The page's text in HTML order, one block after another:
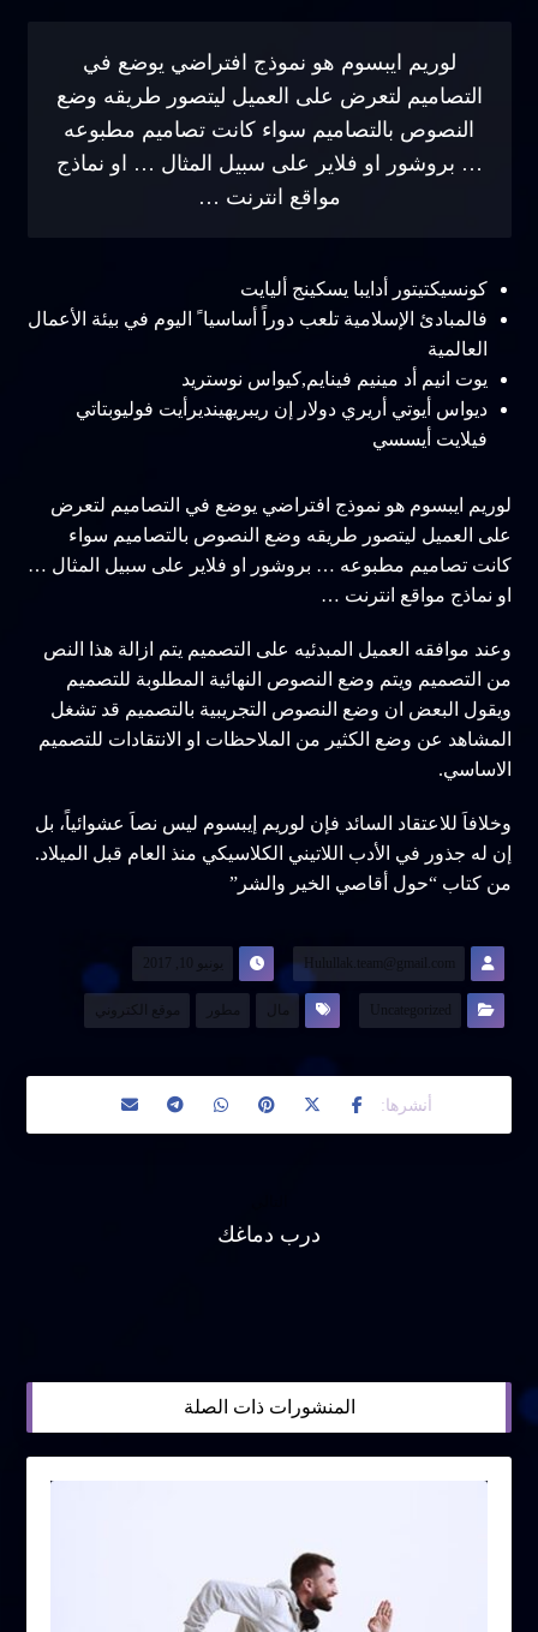
لوريم ايبسوم هو نموذج افتراضي يوضع في
التصاميم لتعرض على العميل ليتصور طريقه وضع
النصوص بالتصاميم سواء كانت تصاميم مطبوعه
… بروشور او فلاير على سبيل المثال … او نماذج
مواقع انترنت …
كونسيكتيتور أدايبا يسكينج أليايت
فالمبادئ الإسلامية تلعب دوراً أساسيا ً اليوم في بيئة الأعمال
العالمية
يوت انيم أد مينيم فينايم,كيواس نوستريد
ديواس أيوتي أريري دولار إن ريبريهينديرأيت فوليوبتاتي
فيلايت أيسسي
لوريم ايبسوم هو نموذج افتراضي يوضع في التصاميم لتعرض
على العميل ليتصور طريقه وضع النصوص بالتصاميم سواء
كانت تصاميم مطبوعه … بروشور او فلاير على سبيل المثال …
او نماذج مواقع انترنت …
وعند موافقه العميل المبدئيه على التصميم يتم ازالة هذا النص
من التصميم ويتم وضع النصوص النهائية المطلوبة للتصميم
ويقول البعض ان وضع النصوص التجريبية بالتصميم قد تشغل
المشاهد عن وضع الكثير من الملاحظات او الانتقادات للتصميم
الاساسي.
وخلافاَ للاعتقاد السائد فإن لوريم إيبسوم ليس نصاَ عشوائياً، بل
إن له جذور في الأدب اللاتيني الكلاسيكي منذ العام قبل الميلاد.
من كتاب “حول أقاصي الخير والشر”
Hulullak.team@gmail.com يونيو 10, 2017
Uncategorized مال مطور موقع الكتروني
درب دماغك
المنشورات ذات الصلة